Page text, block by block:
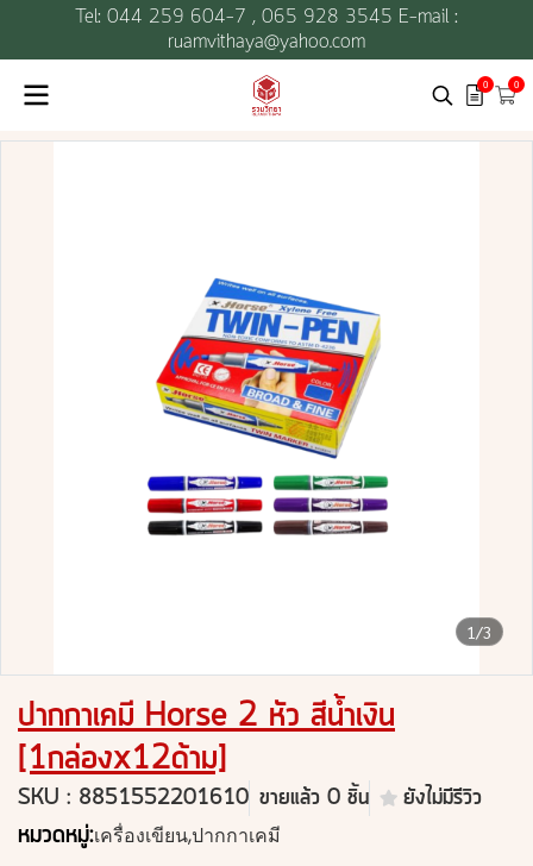
Tel: 044 259 604-7 , 065 928 3545 E-mail :
ruamvithaya@yahoo.com
0 0
1/3
ปากกาเคมี Horse 2 หัว สีน้ำเงิน
[1กล่องx12ด้าม]
SKU : 8851552201610 ขายแล้ว 0 ชิ้น ยังไม่มีรีวิว
หมวดหมู่:เครื่องเขียน,ปากกาเคมี